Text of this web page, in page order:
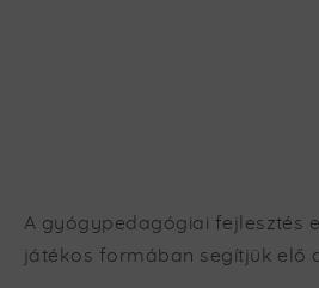
A gyógypedagógiai fejlesztés
játékos formában segítjük elő